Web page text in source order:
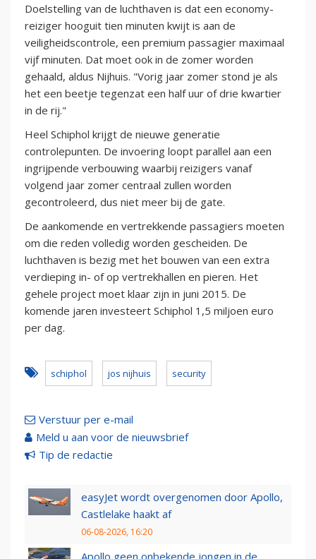
Doelstelling van de luchthaven is dat een economy-
reiziger hooguit tien minuten kwijt is aan de
veiligheidscontrole, een premium passagier maximaal
vijf minuten. Dat moet ook in de zomer worden
gehaald, aldus Nijhuis. "Vorig jaar zomer stond je als
het een beetje tegenzat een half uur of drie kwartier
in de rij."
Heel Schiphol krijgt de nieuwe generatie
controlepunten. De invoering loopt parallel aan een
ingrijpende verbouwing waarbij reizigers vanaf
volgend jaar zomer centraal zullen worden
gecontroleerd, dus niet meer bij de gate.
De aankomende en vertrekkende passagiers moeten
om die reden volledig worden gescheiden. De
luchthaven is bezig met het bouwen van een extra
verdieping in- of op vertrekhallen en pieren. Het
gehele project moet klaar zijn in juni 2015. De
komende jaren investeert Schiphol 1,5 miljoen euro
per dag.
schiphol jos nijhuis security
Verstuur per e-mail
Meld u aan voor de nieuwsbrief
Tip de redactie
easyJet wordt overgenomen door Apollo,
Castlelake haakt af
06-08-2026, 16:20